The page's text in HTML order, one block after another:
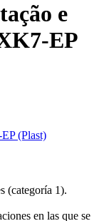
e
EP
(Plast)
(categoría 1).
en las que se